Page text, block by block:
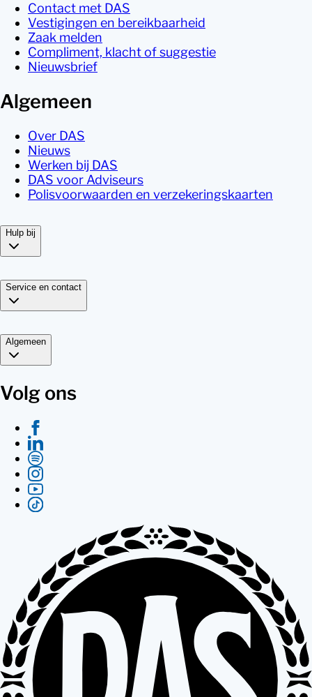
Contact met DAS
Vestigingen en bereikbaarheid
Zaak melden
Compliment, klacht of suggestie
Nieuwsbrief
Algemeen
Over DAS
Nieuws
Werken bij DAS
DAS voor Adviseurs
Polisvoorwaarden en verzekeringskaarten
Hulp bij
Service en contact
Algemeen
Volg ons